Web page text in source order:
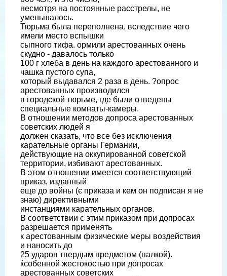
несмотря на постоянные расстрелы, не
уменьшалось.
Тюрьма была переполнена, вследствие чего
имели место вспышки
сыпного тифа. ормили арестованных очень
скудно - давалось только
100 г хлеба в день на каждого арестованного и
чашка пустого супа,
который выдавался 2 раза в день. ?опрос
арестованных производился
в городской тюрьме, где были отведены
специальные комнаты-камеры.
В отношении методов допроса арестованных
советских людей я
должен сказать, что все без исключения
карательные органы Германии,
действующие на оккупированной советской
территории, избивают арестованных.
В этом отношении имеется соответствующий
приказ, изданный
еще до войны (є приказа и кем он подписан я не
знаю) директивными
инстанциями карательных органов.
В соответствии с этим приказом при допросах
разрешается применять
к арестованным физические меры воздействия
и наносить до
25 ударов твердым предметом (палкой).
ќсобенной жестокостью при допросах
арестованных советских